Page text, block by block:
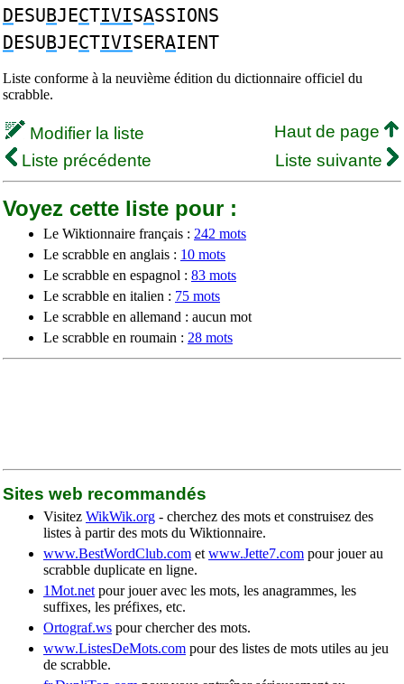
DESUBJECTIVISASSIONS
DESUBJECTIVISERAIENT
Liste conforme à la neuvième édition du dictionnaire officiel du
scrabble.
Modifier la liste
Haut de page
Liste précédente
Liste suivante
Voyez cette liste pour :
Le Wiktionnaire français : 242 mots
Le scrabble en anglais : 10 mots
Le scrabble en espagnol : 83 mots
Le scrabble en italien : 75 mots
Le scrabble en allemand : aucun mot
Le scrabble en roumain : 28 mots
Sites web recommandés
Visitez WikWik.org - cherchez des mots et construisez des
listes à partir des mots du Wiktionnaire.
www.BestWordClub.com et www.Jette7.com pour jouer au
scrabble duplicate en ligne.
1Mot.net pour jouer avec les mots, les anagrammes, les
suffixes, les préfixes, etc.
Ortograf.ws pour chercher des mots.
www.ListesDeMots.com pour des listes de mots utiles au jeu
de scrabble.